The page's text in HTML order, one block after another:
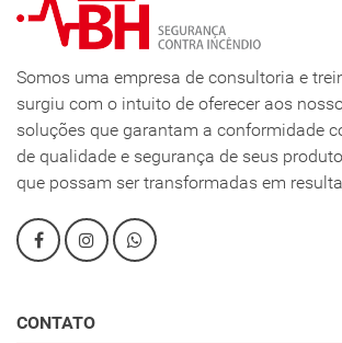
Somos uma empresa de consultoria e
surgiu com o intuito de oferecer aos
soluções que garantam a conformidade
de qualidade e segurança de seus
que possam ser transformadas em
CONTATO